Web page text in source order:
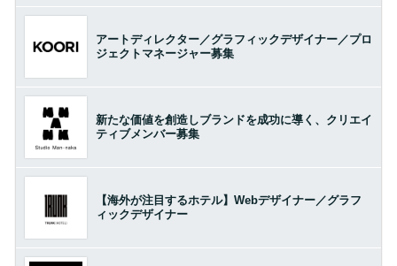
アートディレクター／グラフィックデザイナー／プロ
ジェクトマネージャー募集
新たな価値を創造しブランドを成功に導く、クリエイ
ティブメンバー募集
【海外が注目するホテル】Webデザイナー／グラフ
ィックデザイナー